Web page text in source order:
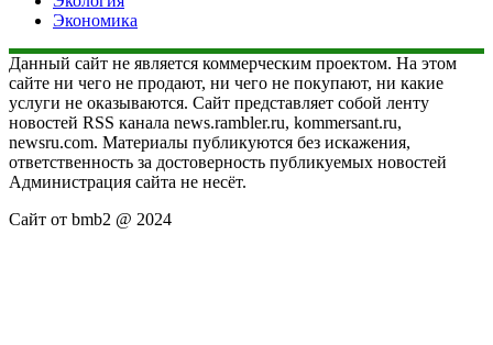
Экономика
Данный сайт не является коммерческим проектом. На этом
сайте ни чего не продают, ни чего не покупают, ни какие
услуги не оказываются. Сайт представляет собой ленту
новостей RSS канала news.rambler.ru, kommersant.ru,
newsru.com. Материалы публикуются без искажения,
ответственность за достоверность публикуемых новостей
Администрация сайта не несёт.
Сайт от bmb2 @ 2024